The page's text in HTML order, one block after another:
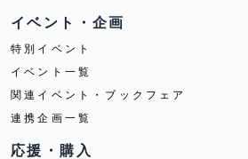
イベント・企画
特別イベント
イベント一覧
関連イベント・ブックフェア
連携企画一覧
応援・購入